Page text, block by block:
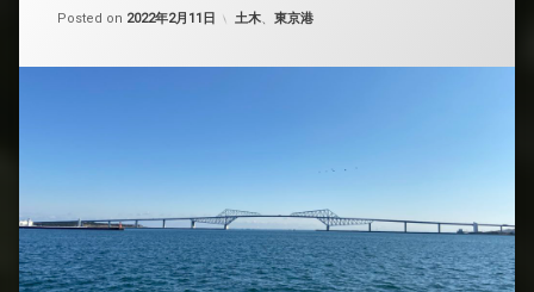
Posted on 2022年2月11日
Updated on
by nobue
カテゴリー:
土木、 東京港